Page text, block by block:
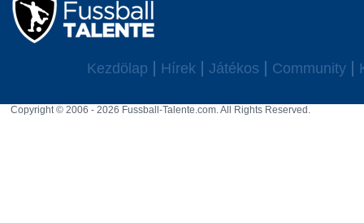
Kezdölap Hírek Játékos Community
Copyright © 2006 - 2026 Fussball-Talente.com. All Rights Reserved.